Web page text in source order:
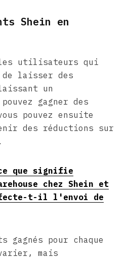
Shein en
les utilisateurs qui
de laisser des
un
gagner des
pouvez ensuite
des réductions sur
que signifie
chez Shein et
t-il l'envoi de
gagnés pour chaque
mais